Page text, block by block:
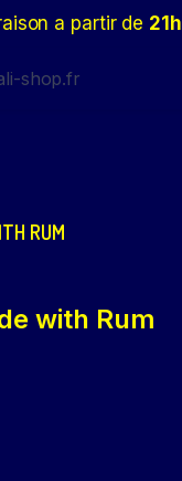
a partir de 21h
RUM
with Rum